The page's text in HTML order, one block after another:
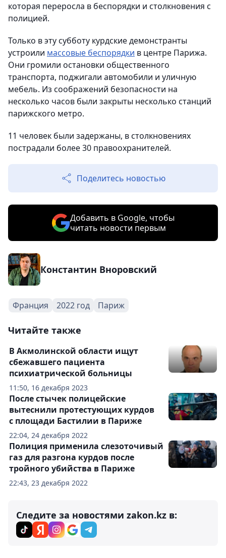
которая переросла в беспорядки и столкновения с
полицией.
Только в эту субботу курдские демонстранты
устроили массовые беспорядки в центре Парижа.
Они громили остановки общественного
транспорта, поджигали автомобили и уличную
мебель. Из соображений безопасности на
несколько часов были закрыты несколько станций
парижского метро.
11 человек были задержаны, в столкновениях
пострадали более 30 правоохранителей.
Поделитесь новостью
Добавить в Google, чтобы
читать новости первым
Константин Вноровский
Франция 2022 год Париж
Читайте также
11:50, 16 декабря 2023
В Акмолинской области ищут
сбежавшего пациента
психиатрической больницы
22:04, 24 декабря 2022
После стычек полицейские
вытеснили протестующих курдов
с площади Бастилии в Париже
22:43, 23 декабря 2022
Полиция применила слезоточивый
газ для разгона курдов после
тройного убийства в Париже
Следите за новостями zakon.kz в: